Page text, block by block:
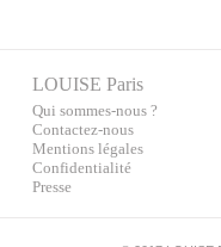
LOUISE Paris
Qui sommes-nous ?
Contactez-nous
Mentions légales
Confidentialité
Presse